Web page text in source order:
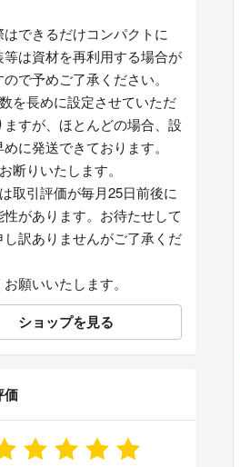
はできるだけコンパクトに
等は資材を再利用する場合が
で予めご了承ください。
を長めに設定させていただ
ますが、ほとんどの場合、設
に発送できております。
断りいたします。
取引評価が毎月25日前後に
性があります。お待たせして
し訳ありませんがご了承くだ
願いいたします。
ショップを見る
価